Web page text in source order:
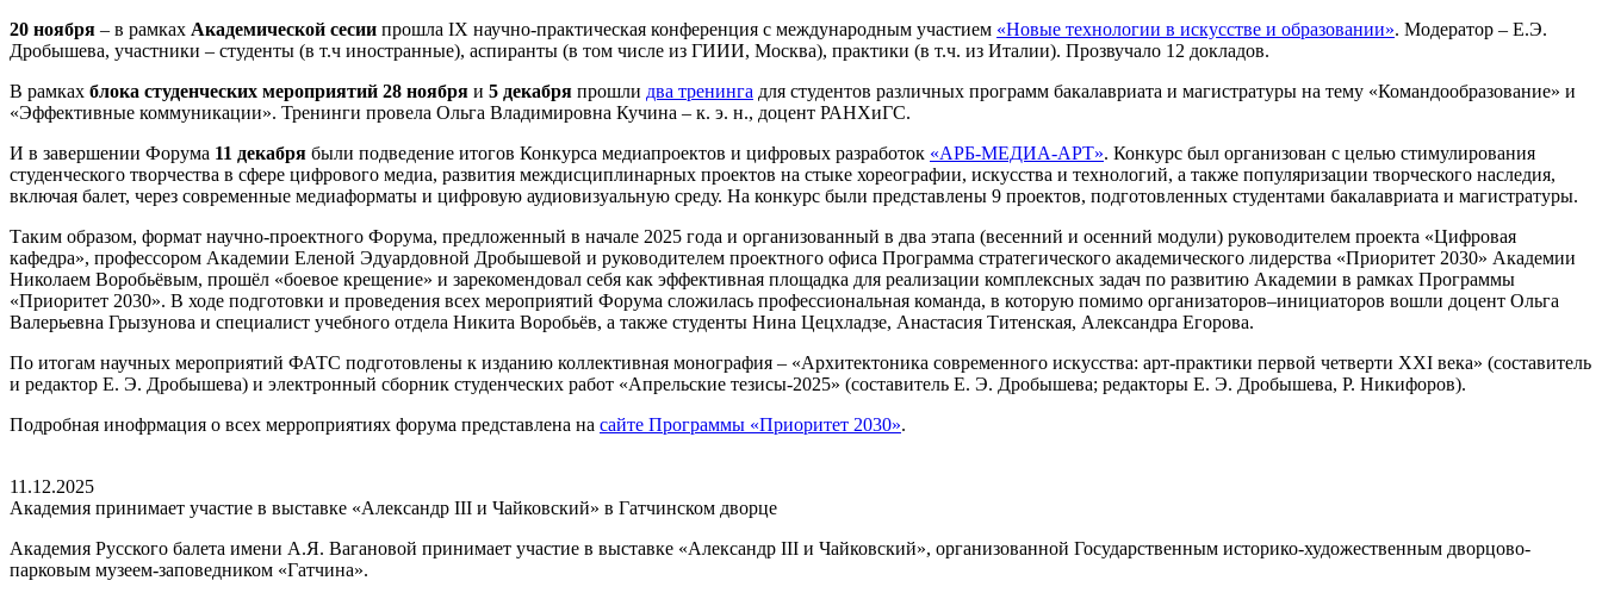
20 ноября – в рамках Академической сесии прошла IХ научно-практическая конференция с международным участием «Новые технологии в искусстве и образовании». Модератор – Е.Э.
Дробышева, участники – студенты (в т.ч иностранные), аспиранты (в том числе из ГИИИ, Москва), практики (в т.ч. из Италии). Прозвучало 12 докладов.
В рамках блока студенческих мероприятий 28 ноября и 5 декабря прошли два тренинга для студентов различных программ бакалавриата и магистратуры на тему «Командообразование» и
«Эффективные коммуникации». Тренинги провела Ольга Владимировна Кучина – к. э. н., доцент РАНХиГС.
И в завершении Форума 11 декабря были подведение итогов Конкурса медиапроектов и цифровых разработок «АРБ-МЕДИА-АРТ». Конкурс был организован с целью стимулирования
студенческого творчества в сфере цифрового медиа, развития междисциплинарных проектов на стыке хореографии, искусства и технологий, а также популяризации творческого наследия,
включая балет, через современные медиаформаты и цифровую аудиовизуальную среду. На конкурс были представлены 9 проектов, подготовленных студентами бакалавриата и магистратуры.
Таким образом, формат научно-проектного Форума, предложенный в начале 2025 года и организованный в два этапа (весенний и осенний модули) руководителем проекта «Цифровая
кафедра», профессором Академии Еленой Эдуардовной Дробышевой и руководителем проектного офиса Программа стратегического академического лидерства «Приоритет 2030» Академии
Николаем Воробьёвым, прошёл «боевое крещение» и зарекомендовал себя как эффективная площадка для реализации комплексных задач по развитию Академии в рамках Программы
«Приоритет 2030». В ходе подготовки и проведения всех мероприятий Форума сложилась профессиональная команда, в которую помимо организаторов–инициаторов вошли доцент Ольга
Валерьевна Грызунова и специалист учебного отдела Никита Воробьёв, а также студенты Нина Цецхладзе, Анастасия Титенская, Александра Егорова.
По итогам научных мероприятий ФАТС подготовлены к изданию коллективная монография – «Архитектоника современного искусства: арт-практики первой четверти XXI века» (составитель
и редактор Е. Э. Дробышева) и электронный сборник студенческих работ «Апрельские тезисы-2025» (составитель Е. Э. Дробышева; редакторы Е. Э. Дробышева, Р. Никифоров).
Подробная инофрмация о всех мерроприятиях форума представлена на сайте Программы «Приоритет 2030».
11.12.2025
Академия принимает участие в выставке «Александр III и Чайковский» в Гатчинском дворце
Академия Русского балета имени А.Я. Вагановой принимает участие в выставке «Александр III и Чайковский», организованной Государственным историко-художественным дворцово-
парковым музеем-заповедником «Гатчина».